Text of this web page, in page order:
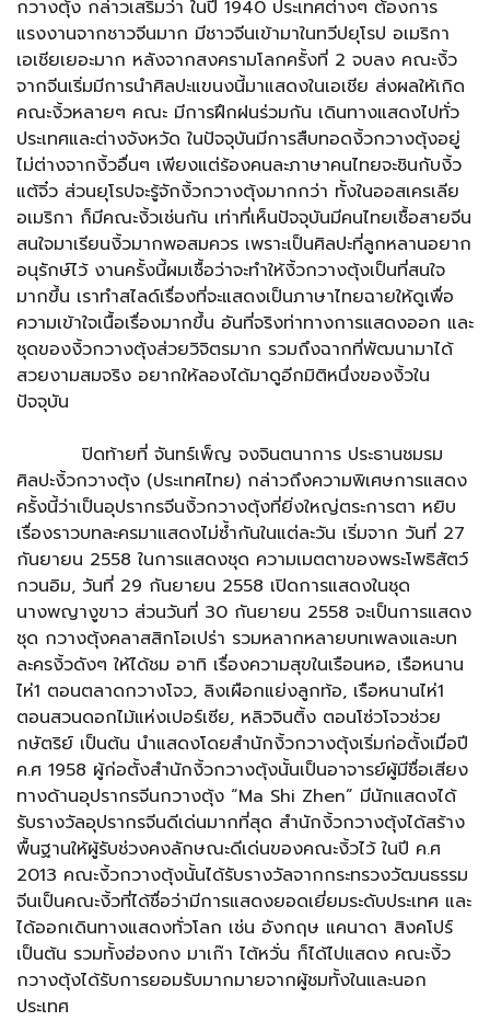
กวางตุ้ง กล่าวเสริมว่า ในปี 1940 ประเทศต่างๆ ต้องการ
แรงงานจากชาวจีนมาก มีชาวจีนเข้ามาในทวีปยุโรป อเมริกา
เอเชียเยอะมาก หลังจากสงครามโลกครั้งที่ 2 จบลง คณะงิ้ว
จากจีนเริ่มมีการนำศิลปะแขนงนี้มาแสดงในเอเชีย ส่งผลให้เกิด
คณะงิ้วหลายๆ คณะ มีการฝึกฝนร่วมกัน เดินทางแสดงไปทั่ว
ประเทศและต่างจังหวัด ในปัจจุบันมีการสืบทอดงิ้วกวางตุ้งอยู่
ไม่ต่างจากงิ้วอื่นๆ เพียงแต่ร้องคนละภาษาคนไทยจะชินกับงิ้ว
แต้จิ๋ว ส่วนยุโรปจะรู้จักงิ้วกวางตุ้งมากกว่า ทั้งในออสเครเลีย
อเมริกา ก็มีคณะงิ้วเช่นกัน เท่าที่เห็นปัจจุบันมีคนไทยเชื้อสายจีน
สนใจมาเรียนงิ้วมากพอสมควร เพราะเป็นศิลปะที่ลูกหลานอยาก
อนุรักษ์ไว้ งานครั้งนี้ผมเชื้อว่าจะทำให้งิ้วกวางตุ้งเป็นที่สนใจ
มากขึ้น เราทำสไลด์เรื่องที่จะแสดงเป็นภาษาไทยฉายให้ดูเพื่อ
ความเข้าใจเนื้อเรื่องมากขึ้น อันที่จริงท่าทางการแสดงออก และ
ชุดของงิ้วกวางตุ้งส่วยวิจิตรมาก รวมถึงฉากที่พัฒนามาได้
สวยงามสมจริง อยากให้ลองได้มาดูอีกมิติหนึ่งของงิ้วใน
ปัจจุบัน
ปิดท้ายที่ จันทร์เพ็ญ จงจินตนาการ ประธานชมรม
ศิลปะงิ้วกวางตุ้ง (ประเทศไทย) กล่าวถึงความพิเศษการแสดง
ครั้งนี้ว่าเป็นอุปรากรจีนงิ้วกวางตุ้งที่ยิ่งใหญ่ตระการตา หยิบ
เรื่องราวบทละครมาแสดงไม่ซ้ำกันในแต่ละวัน เริ่มจาก วันที่ 27
กันยายน 2558 ในการแสดงชุด ความเมตตาของพระโพธิสัตว์
กวนอิม, วันที่ 29 กันยายน 2558 เปิดการแสดงในชุด
นางพญางูขาว ส่วนวันที่ 30 กันยายน 2558 จะเป็นการแสดง
ชุด กวางตุ้งคลาสสิกโอเปร่า รวมหลากหลายบทเพลงและบท
ละครงิ้วดังๆ ให้ได้ชม อาทิ เรื่องความสุขในเรือนหอ, เรือหนาน
ไห่1 ตอนตลาดกวางโจว, ลิงเผือกแย่งลูกท้อ, เรือหนานไห่1
ตอนสวนดอกไม้แห่งเปอร์เซีย, หลิวจินติ้ง ตอนโซ่วโจวช่วย
กษัตริย์ เป็นต้น นำแสดงโดยสำนักงิ้วกวางตุ้งเริ่มก่อตั้งเมื่อปี
ค.ศ 1958 ผู้ก่อตั้งสำนักงิ้วกวางตุ้งนั้นเป็นอาจารย์ผู้มีชื่อเสียง
ทางด้านอุปรากรจีนกวางตุ้ง “Ma Shi Zhen” มีนักแสดงได้
รับรางวัลอุปรากรจีนดีเด่นมากที่สุด สำนักงิ้วกวางตุ้งได้สร้าง
พื้นฐานให้ผู้รับช่วงคงลักษณะดีเด่นของคณะงิ้วไว้ ในปี ค.ศ
2013 คณะงิ้วกวางตุ้งนั้นได้รับรางวัลจากกระทรวงวัฒนธรรม
จีนเป็นคณะงิ้วที่ได้ชื่อว่ามีการแสดงยอดเยี่ยมระดับประเทศ และ
ได้ออกเดินทางแสดงทั่วโลก เช่น อังกฤษ แคนาดา สิงคโปร์
เป็นต้น รวมทั้งฮ่องกง มาเก๊า ไต้หวั่น ก็ได้ไปแสดง คณะงิ้ว
กวางตุ้งได้รับการยอมรับมากมายจากผู้ชมทั้งในและนอก
ประเทศ